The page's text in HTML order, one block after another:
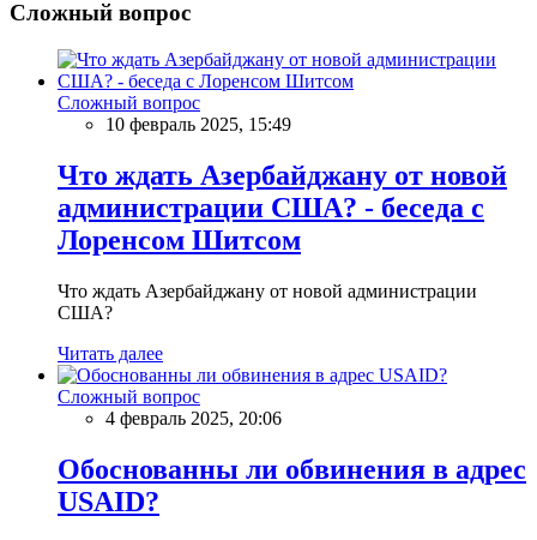
Сложный вопрос
Сложный вопрос
10 февраль 2025, 15:49
Что ждать Азербайджану от новой
администрации США? - беседа с
Лоренсом Шитсом
Что ждать Азербайджану от новой администрации
США?
Читать далее
Сложный вопрос
4 февраль 2025, 20:06
Обоснованны ли обвинения в адрес
USAID?